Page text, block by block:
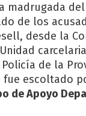
madrugada
de los
desde la
de la
fue escoltado
de Apoyo